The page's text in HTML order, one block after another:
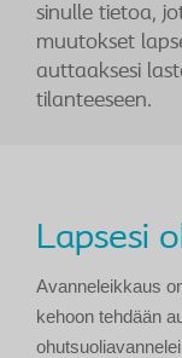
sinulle tietoa,
muutokset
auttaaksesi
tilanteeseen.
Lapsesi
Avanneleikkaus
kehoon tehdään